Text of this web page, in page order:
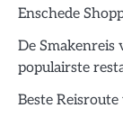
Enschede
De Smakenreis
populairste
Beste